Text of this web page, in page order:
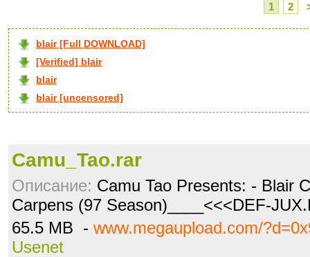
1 2
blair [Full DOWNLOAD]
[Verified] blair
blair
blair [uncensored]
Camu_Tao.rar
Описание: Camu Tao Presents: - Blair
Carpens (97 Season)____<<<DEF-
65.5 MB - www.megaupload.com/
Usenet